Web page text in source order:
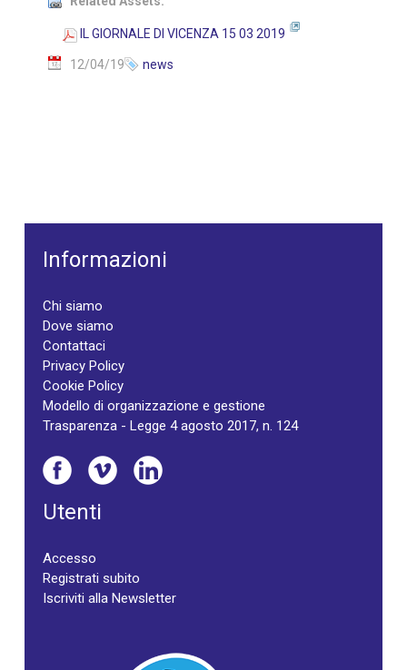
IL GIORNALE DI VICENZA 15 03 2019
12/04/19 news
Informazioni
Chi siamo
Dove siamo
Contattaci
Privacy Policy
Cookie Policy
Modello di organizzazione e gestione
Trasparenza - Legge 4 agosto 2017, n. 124
Utenti
Accesso
Registrati subito
Iscriviti alla Newsletter